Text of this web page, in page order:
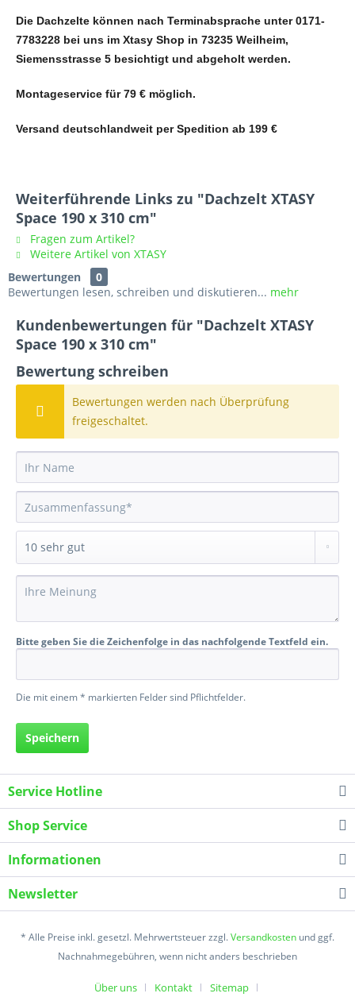
Die Dachzelte können nach Terminabsprache unter 0171-
7783228 bei uns im Xtasy Shop in 73235 Weilheim,
Siemensstrasse 5 besichtigt und abgeholt werden.
Montageservice für 79 € möglich.
Versand deutschlandweit per Spedition ab 199 €
Weiterführende Links zu "Dachzelt XTASY
Space 190 x 310 cm"
Fragen zum Artikel?
Weitere Artikel von XTASY
Bewertungen
0
Bewertungen lesen, schreiben und diskutieren... mehr
Kundenbewertungen für "Dachzelt XTASY
Space 190 x 310 cm"
Bewertung schreiben
Bewertungen werden nach Überprüfung
freigeschaltet.
Bitte geben Sie die Zeichenfolge in das nachfolgende Textfeld ein.
Die mit einem * markierten Felder sind Pflichtfelder.
Speichern
Service Hotline
Shop Service
Informationen
Newsletter
* Alle Preise inkl. gesetzl. Mehrwertsteuer zzgl.Versandkosten und ggf.
Nachnahmegebühren, wenn nicht anders beschrieben
Über uns Kontakt Sitemap